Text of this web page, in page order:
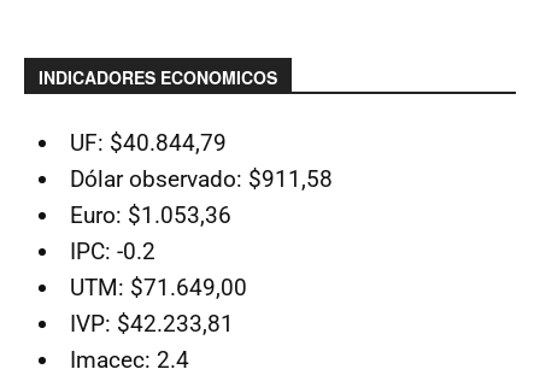
INDICADORES ECONOMICOS
UF: $40.844,79
Dólar observado: $911,58
Euro: $1.053,36
IPC: -0.2
UTM: $71.649,00
IVP: $42.233,81
Imacec: 2.4